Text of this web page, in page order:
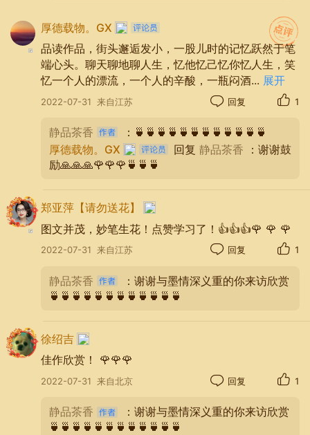
过家家、跳单双、溪头卧戏水
随日出日落
一起上学一起玩要一起长大
他乡落街头
工作、结婚、生娃、人过四十
一如儿时放肆的笑
忆那些年
曾一起哭，一起流下幸福的泪花
走过岁月风华
慢慢看タ阳西落漫天飞霞
厚德载物。GX
品读作品，街头邂逅发小，一股儿时的记忆跃然于笔
端心头。聊天聊地聊人生，忆他忆己忆你忆人生，笑
忆一个人的漂流，一个人的辛酸，一瓶闷酒... 展开
2022-07-31 来自江苏 回复 1
静品茶香
：🍵🍵🍵🍵🍵🍵🍵🍵🍵🍵🍵🍵
厚德载物。GX
回复 静品茶香
：谢谢鼓
励🙏🙏🙏🌹🌹🌹🍵🍵🍵
郑亚萍【请勿送花】
图文并茂，妙笔生花！点赞学习了！👍👍👍🌹 🌹 🌹
2022-07-31 来自江苏 回复 1
静品茶香
：谢谢与墨情深义重的你来访欣赏
🍵🍵🍵🍵🍵🍵🍵🍵🍵🍵🍵🍵
徐绍吉
佳作欣赏！ 🌹🌹🌹
2022-07-31 来自北京 回复 1
静品茶香
：谢谢与墨情深义重的你来访欣赏
🍵🍵🍵🍵🍵🍵🍵🍵🍵🍵🍵🍵